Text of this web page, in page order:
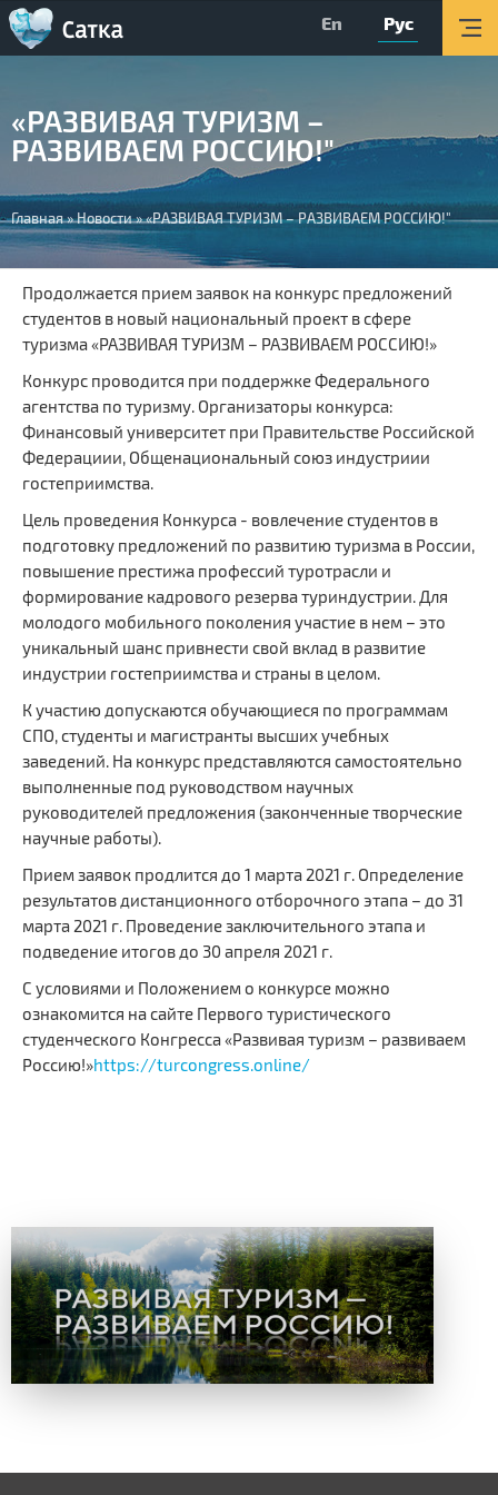
Об округе
Организации
Туризм
О Центре
Обратная связь
Поиск
Версия для слабовидящих
Вконтакте
En Рус
«РАЗВИВАЯ ТУРИЗМ –
РАЗВИВАЕМ РОССИЮ!"
Вы
здесь
Главная»Новости»«РАЗВИВАЯ ТУРИЗМ – РАЗВИВАЕМ РОССИЮ!"
Продолжается прием заявок на конкурс предложений
студентов в новый национальный проект в сфере
туризма «РАЗВИВАЯ ТУРИЗМ – РАЗВИВАЕМ РОССИЮ!»
Конкурс проводится при поддержке Федерального
агентства по туризму. Организаторы конкурса:
Финансовый университет при Правительстве Российской
Федерациии, Общенациональный союз индустриии
гостеприимства.
Цель проведения Конкурса - вовлечение студентов в
подготовку предложений по развитию туризма в России,
повышение престижа профессий туротрасли и
формирование кадрового резерва туриндустрии. Для
молодого мобильного поколения участие в нем – это
уникальный шанс привнести свой вклад в развитие
индустрии гостеприимства и страны в целом.
К участию допускаются обучающиеся по программам
СПО, студенты и магистранты высших учебных
заведений. На конкурс представляются самостоятельно
выполненные под руководством научных
руководителей предложения (законченные творческие
научные работы).
Прием заявок продлится до 1 марта 2021 г. Определение
результатов дистанционного отборочного этапа – до 31
марта 2021 г. Проведение заключительного этапа и
подведение итогов до 30 апреля 2021 г.
С условиями и Положением о конкурсе можно
ознакомится на сайте Первого туристического
студенческого Конгресса «Развивая туризм – развиваем
Россию!»https://turcongress.online/